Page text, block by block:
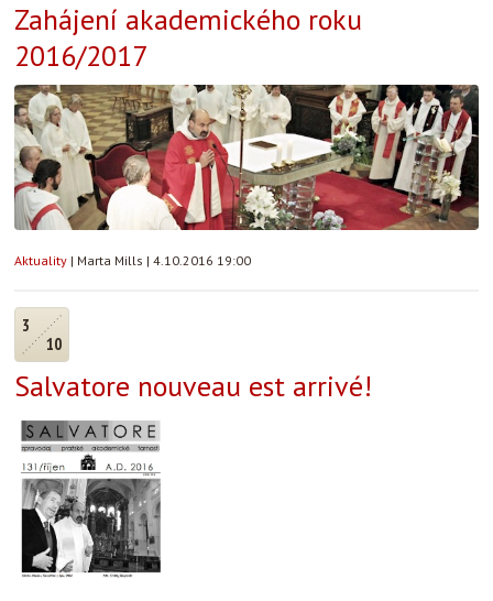
Zahájení akademického roku
2016/2017
Aktuality | Marta Mills | 4.10.2016 19:00
3
10
Salvatore nouveau est arrivé!